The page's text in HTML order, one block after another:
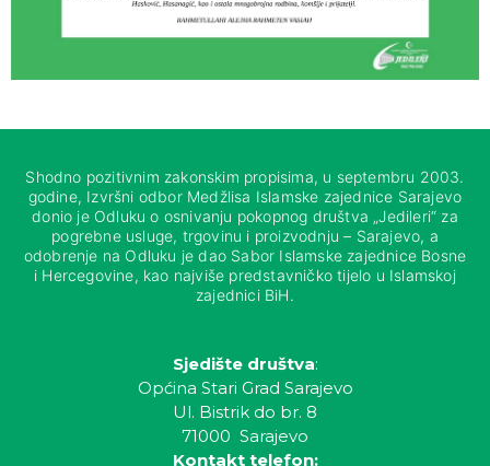
Shodno pozitivnim zakonskim propisima, u septembru 2003.
godine, Izvršni odbor Medžlisa Islamske zajednice Sarajevo
donio je Odluku o osnivanju pokopnog društva „Jedileri“ za
pogrebne usluge, trgovinu i proizvodnju – Sarajevo, a
odobrenje na Odluku je dao Sabor Islamske zajednice Bosne
i Hercegovine, kao najviše predstavničko tijelo u Islamskoj
zajednici BiH.
Sjedište društva:
Općina Stari Grad Sarajevo
Ul. Bistrik do br. 8
71000 Sarajevo
Kontakt telefon: